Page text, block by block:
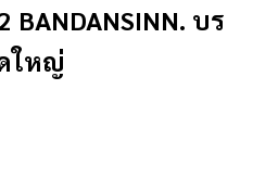
บร
ใหญ่